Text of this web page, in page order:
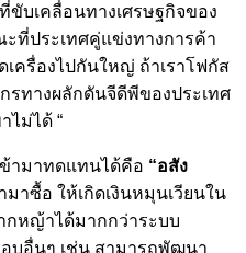
ขับเคลื่อนทางเศรษฐกิจของ
ที่ประเทศคู่แข่งทางการค้า
เครื่องไปกันใหญ่ ถ้าเราโฟกัส
รทางผลักดันจีดีพีของประเทศ
ไม่ได้ “
ามาทดแทนได้คือ “อสัง
มาซื้อ ให้เกิดเงินหมุนเวียนใน
กหญ้าได้มากกว่าระบบ
บอื่นๆ เช่น สามารถพัฒนา